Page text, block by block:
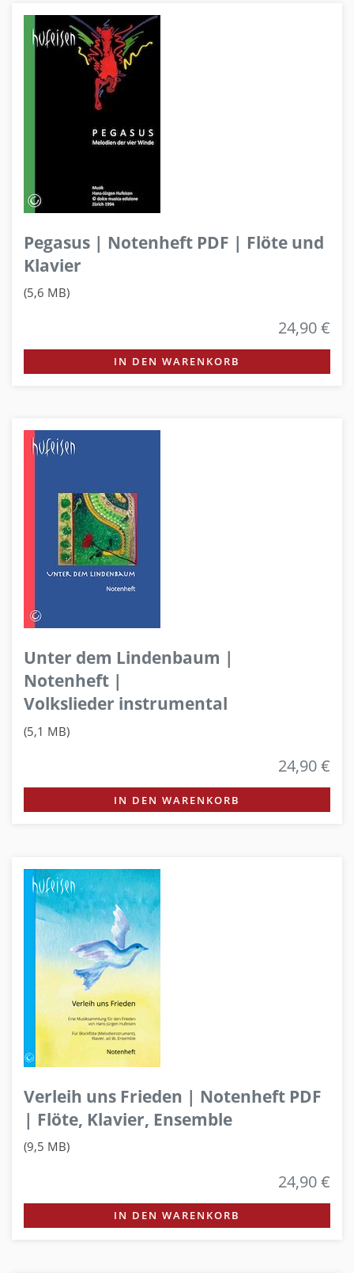
Pegasus | Notenheft PDF | Flöte und
Klavier
(5,6 MB)
24,90 €
IN DEN WARENKORB
Unter dem Lindenbaum |
Notenheft |
Volkslieder instrumental
(5,1 MB)
24,90 €
IN DEN WARENKORB
Verleih uns Frieden | Notenheft PDF
| Flöte, Klavier, Ensemble
(9,5 MB)
24,90 €
IN DEN WARENKORB